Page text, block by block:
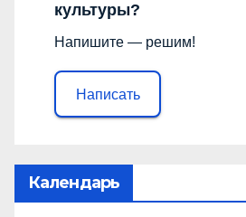
культуры?
Напишите — решим!
Написать
Календарь